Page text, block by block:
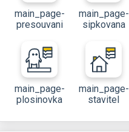
main_page-
presouvani
main_page-
sipkovana
main_page-
plosinovka
main_page-
stavitel